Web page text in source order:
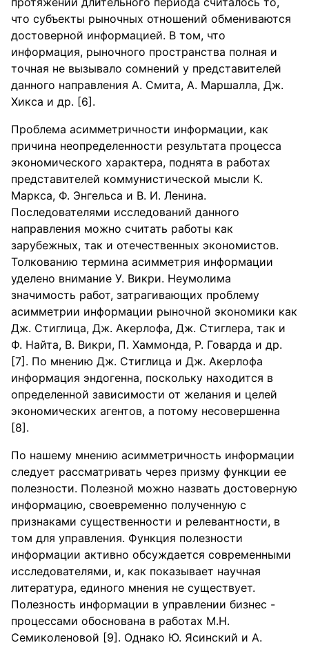
что субъекты рыночных отношений обмениваются
достоверной информацией. В том, что
информация, рыночного пространства полная и
точная не вызывало сомнений у представителей
данного направления А. Смита, А. Маршалла, Дж.
Хикса и др. [6].
Проблема асимметричности информации, как
причина неопределенности результата процесса
экономического характера, поднята в работах
представителей коммунистической мысли К.
Маркса, Ф. Энгельса и В. И. Ленина.
Последователями исследований данного
направления можно считать работы как
зарубежных, так и отечественных экономистов.
Толкованию термина асимметрия информации
уделено внимание У. Викри. Неумолима
значимость работ, затрагивающих проблему
асимметрии информации рыночной экономики как
Дж. Стиглица, Дж. Акерлофа, Дж. Стиглера, так и
Ф. Найта, В. Викри, П. Хаммонда, Р. Говарда и др.
[7]. По мнению Дж. Стиглица и Дж. Акерлофа
информация эндогенна, поскольку находится в
определенной зависимости от желания и целей
экономических агентов, а потому несовершенна
[8].
По нашему мнению асимметричность информации
следует рассматривать через призму функции ее
полезности. Полезной можно назвать достоверную
информацию, своевременно полученную с
признаками существенности и релевантности, в
том для управления. Функция полезности
информации активно обсуждается современными
исследователями, и, как показывает научная
литература, единого мнения не существует.
Полезность информации в управлении бизнес -
процессами обоснована в работах М.Н.
Семиколеновой [9]. Однако Ю. Ясинский и А.